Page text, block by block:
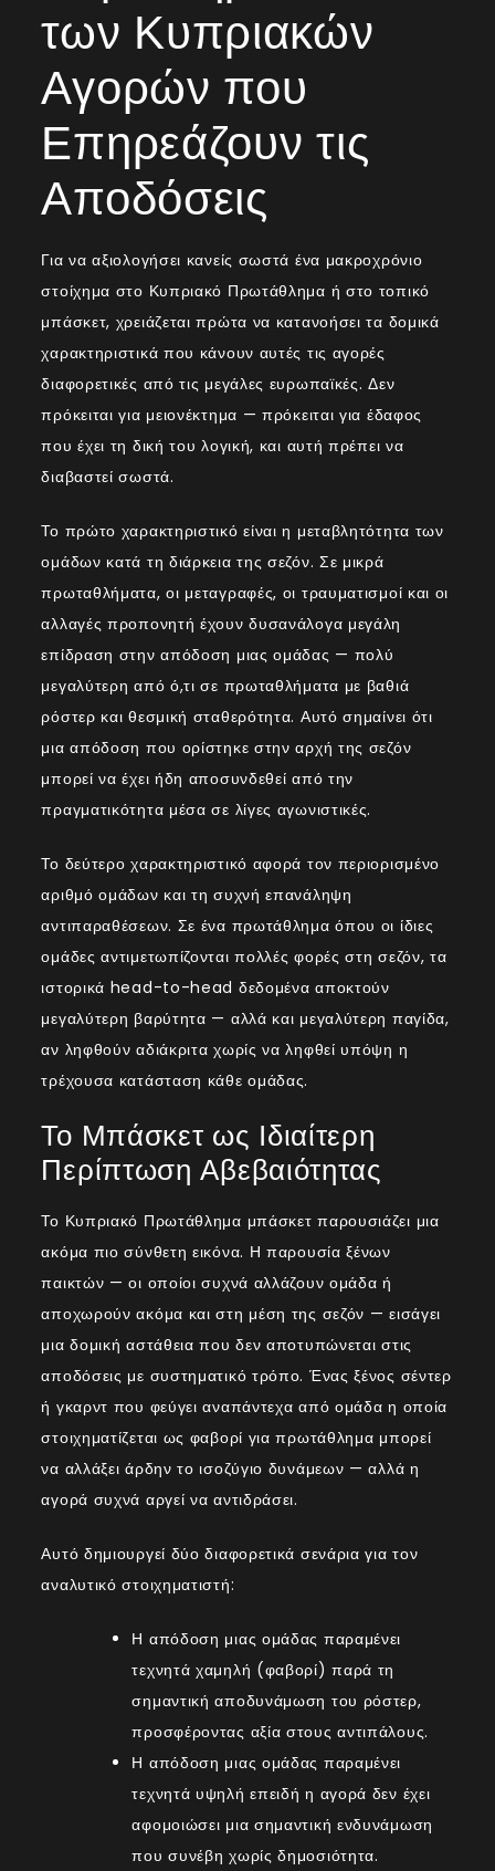
των Κυπριακών
Αγορών που
Επηρεάζουν τις
Αποδόσεις
Για να αξιολογήσει κανείς σωστά ένα μακροχρόνιο
στοίχημα στο Κυπριακό Πρωτάθλημα ή στο τοπικό
μπάσκετ, χρειάζεται πρώτα να κατανοήσει τα δομικά
χαρακτηριστικά που κάνουν αυτές τις αγορές
διαφορετικές από τις μεγάλες ευρωπαϊκές. Δεν
πρόκειται για μειονέκτημα — πρόκειται για έδαφος
που έχει τη δική του λογική, και αυτή πρέπει να
διαβαστεί σωστά.
Το πρώτο χαρακτηριστικό είναι η μεταβλητότητα των
ομάδων κατά τη διάρκεια της σεζόν. Σε μικρά
πρωταθλήματα, οι μεταγραφές, οι τραυματισμοί και οι
αλλαγές προπονητή έχουν δυσανάλογα μεγάλη
επίδραση στην απόδοση μιας ομάδας — πολύ
μεγαλύτερη από ό,τι σε πρωταθλήματα με βαθιά
ρόστερ και θεσμική σταθερότητα. Αυτό σημαίνει ότι
μια απόδοση που ορίστηκε στην αρχή της σεζόν
μπορεί να έχει ήδη αποσυνδεθεί από την
πραγματικότητα μέσα σε λίγες αγωνιστικές.
Το δεύτερο χαρακτηριστικό αφορά τον περιορισμένο
αριθμό ομάδων και τη συχνή επανάληψη
αντιπαραθέσεων. Σε ένα πρωτάθλημα όπου οι ίδιες
ομάδες αντιμετωπίζονται πολλές φορές στη σεζόν, τα
ιστορικά head-to-head δεδομένα αποκτούν
μεγαλύτερη βαρύτητα — αλλά και μεγαλύτερη παγίδα,
αν ληφθούν αδιάκριτα χωρίς να ληφθεί υπόψη η
τρέχουσα κατάσταση κάθε ομάδας.
Το Μπάσκετ ως Ιδιαίτερη
Περίπτωση Αβεβαιότητας
Το Κυπριακό Πρωτάθλημα μπάσκετ παρουσιάζει μια
ακόμα πιο σύνθετη εικόνα. Η παρουσία ξένων
παικτών — οι οποίοι συχνά αλλάζουν ομάδα ή
αποχωρούν ακόμα και στη μέση της σεζόν — εισάγει
μια δομική αστάθεια που δεν αποτυπώνεται στις
αποδόσεις με συστηματικό τρόπο. Ένας ξένος σέντερ
ή γκαρντ που φεύγει αναπάντεχα από ομάδα η οποία
στοιχηματίζεται ως φαβορί για πρωτάθλημα μπορεί
να αλλάξει άρδην το ισοζύγιο δυνάμεων — αλλά η
αγορά συχνά αργεί να αντιδράσει.
Αυτό δημιουργεί δύο διαφορετικά σενάρια για τον
αναλυτικό στοιχηματιστή:
Η απόδοση μιας ομάδας παραμένει
τεχνητά χαμηλή (φαβορί) παρά τη
σημαντική αποδυνάμωση του ρόστερ,
προσφέροντας αξία στους αντιπάλους.
Η απόδοση μιας ομάδας παραμένει
τεχνητά υψηλή επειδή η αγορά δεν έχει
αφομοιώσει μια σημαντική ενδυνάμωση
που συνέβη χωρίς δημοσιότητα.